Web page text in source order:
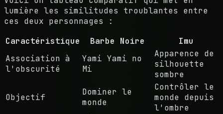
lumière les similitudes troublantes entre
ces deux personnages :
Caractéristique
Barbe Noire
Imu
Association à
l'obscurité
Yami Yami no
Mi
Apparence de
silhouette
sombre
Objectif
Dominer le
monde
Contrôler le
monde depuis
l'ombre